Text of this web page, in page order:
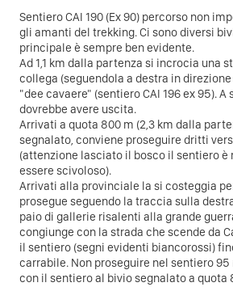
Sentiero CAI 190 (Ex 90) percorso non
gli amanti del trekking. Ci sono diversi
principale è sempre ben evidente.
Ad 1,1 km dalla partenza si incrocia una
collega (seguendola a destra in
"dee cavaere" (sentiero CAI 196 ex 95). A
dovrebbe avere uscita.
Arrivati a quota 800 m (2,3 km dalla
segnalato, conviene proseguire dritti
(attenzione lasciato il bosco il sentiero è
essere scivoloso).
Arrivati alla provinciale la si costeggia
prosegue seguendo la traccia sulla
paio di gallerie risalenti alla grande
congiunge con la strada che scende da
il sentiero (segni evidenti biancorossi)
carrabile. Non proseguire nel sentiero
con il sentiero al bivio segnalato a quota